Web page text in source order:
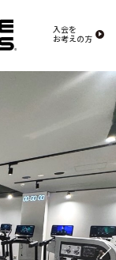
入会を
お考えの方